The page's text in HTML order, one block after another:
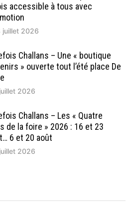
accessible à tous avec
juillet 2026
Challans – Une « boutique
» ouverte tout l’été place De
2026
Challans – Les « Quatre
de la foire » 2026 : 16 et 23
6 et 20 août
2026